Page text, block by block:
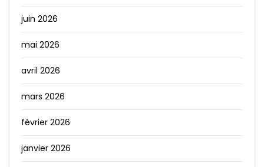
juin 2026
mai 2026
avril 2026
mars 2026
février 2026
janvier 2026